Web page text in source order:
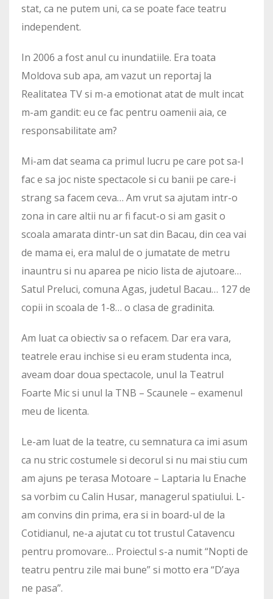
stat, ca ne putem uni, ca se poate face teatru
independent.
In 2006 a fost anul cu inundatiile. Era toata
Moldova sub apa, am vazut un reportaj la
Realitatea TV si m-a emotionat atat de mult incat
m-am gandit: eu ce fac pentru oamenii aia, ce
responsabilitate am?
Mi-am dat seama ca primul lucru pe care pot sa-l
fac e sa joc niste spectacole si cu banii pe care-i
strang sa facem ceva… Am vrut sa ajutam intr-o
zona in care altii nu ar fi facut-o si am gasit o
scoala amarata dintr-un sat din Bacau, din cea vai
de mama ei, era malul de o jumatate de metru
inauntru si nu aparea pe nicio lista de ajutoare…
Satul Preluci, comuna Agas, judetul Bacau… 127 de
copii in scoala de 1-8… o clasa de gradinita.
Am luat ca obiectiv sa o refacem. Dar era vara,
teatrele erau inchise si eu eram studenta inca,
aveam doar doua spectacole, unul la Teatrul
Foarte Mic si unul la TNB – Scaunele – examenul
meu de licenta.
Le-am luat de la teatre, cu semnatura ca imi asum
ca nu stric costumele si decorul si nu mai stiu cum
am ajuns pe terasa Motoare – Laptaria lu Enache
sa vorbim cu Calin Husar, managerul spatiului. L-
am convins din prima, era si in board-ul de la
Cotidianul, ne-a ajutat cu tot trustul Catavencu
pentru promovare… Proiectul s-a numit “Nopti de
teatru pentru zile mai bune” si motto era “D’aya
ne pasa”.